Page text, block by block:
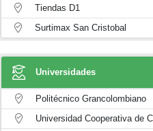
Tiendas D1
Surtimax San Cristobal
Universidades
Politécnico Grancolombiano
Universidad Cooperativa de